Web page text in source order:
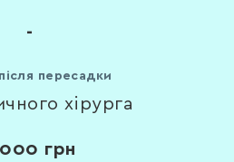
-
пересадки
хірурга
грн